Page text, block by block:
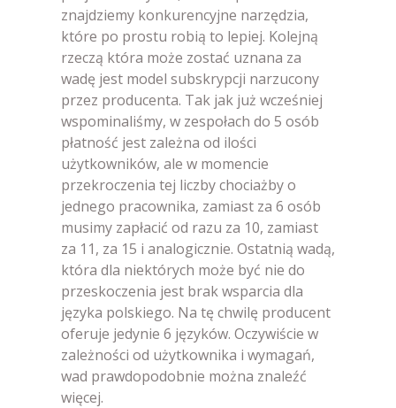
znajdziemy konkurencyjne narzędzia,
które po prostu robią to lepiej. Kolejną
rzeczą która może zostać uznana za
wadę jest model subskrypcji narzucony
przez producenta. Tak jak już wcześniej
wspominaliśmy, w zespołach do 5 osób
płatność jest zależna od ilości
użytkowników, ale w momencie
przekroczenia tej liczby chociażby o
jednego pracownika, zamiast za 6 osób
musimy zapłacić od razu za 10, zamiast
za 11, za 15 i analogicznie. Ostatnią wadą,
która dla niektórych może być nie do
przeskoczenia jest brak wsparcia dla
języka polskiego. Na tę chwilę producent
oferuje jedynie 6 języków. Oczywiście w
zależności od użytkownika i wymagań,
wad prawdopodobnie można znaleźć
więcej.